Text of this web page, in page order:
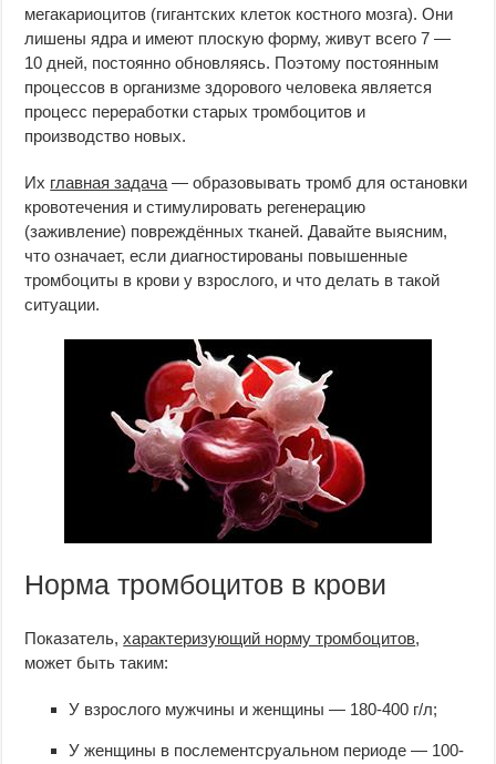
мегакариоцитов (гигантских клеток костного мозга). Они
лишены ядра и имеют плоскую форму, живут всего 7 —
10 дней, постоянно обновляясь. Поэтому постоянным
процессов в организме здорового человека является
процесс переработки старых тромбоцитов и
производство новых.
Их главная задача — образовывать тромб для остановки
кровотечения и стимулировать регенерацию
(заживление) повреждённых тканей. Давайте выясним,
что означает, если диагностированы повышенные
тромбоциты в крови у взрослого, и что делать в такой
ситуации.
Норма тромбоцитов в крови
Показатель,характеризующий норму тромбоцитов,
может быть таким:
У взрослого мужчины и женщины — 180-400 г/л;
У женщины в послементсруальном периоде — 100-